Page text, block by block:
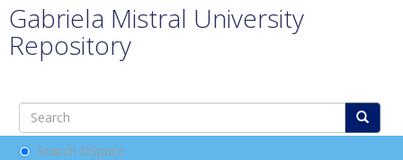
Gabriela Mistral University
Repository
Search DSpace